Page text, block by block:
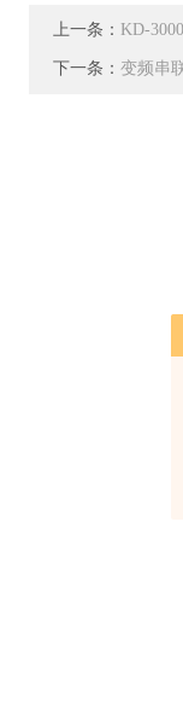
上一条： KD-
下一条： 变频串